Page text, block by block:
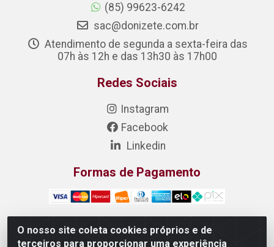
O nosso site coleta cookies próprios e de
terceiros para proporcionar uma experiência
(85) 99623-6242
sac@donizete.com.br
Atendimento de segunda a sexta-feira das
07h às 12h e das 13h30 às 17h00
Redes Sociais
Instagram
Facebook
Linkedin
Formas de Pagamento
DONIZETE DISTRIBUIDORA DE ALIMENTOS S/A - Rua